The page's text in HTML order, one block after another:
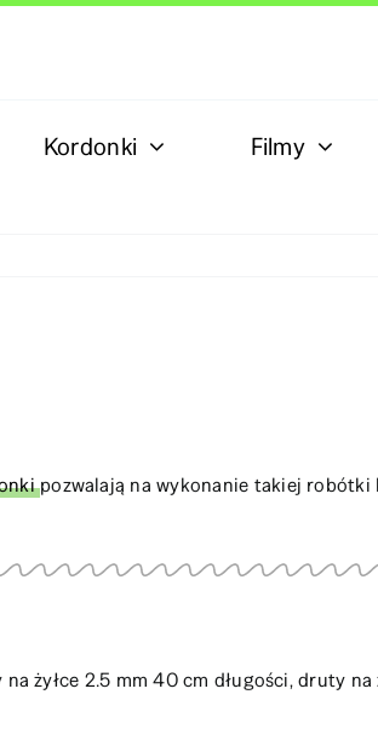
Kordonki Filmy
pozwalają na wykonanie takiej
żyłce 2.5 mm 40 cm długości, druty na